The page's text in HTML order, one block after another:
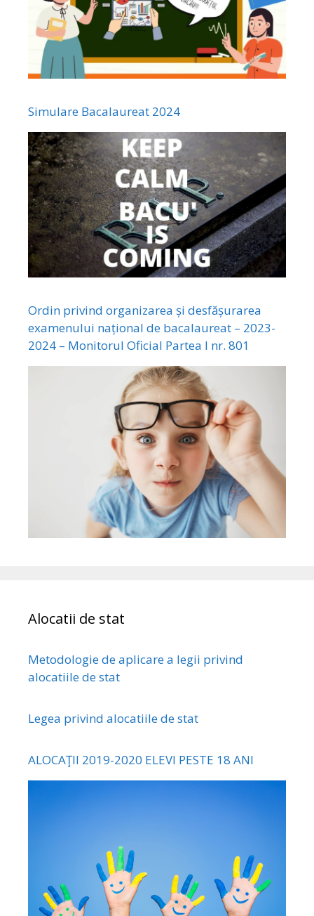
Simulare Bacalaureat 2024
Ordin privind organizarea și desfășurarea
examenului național de bacalaureat – 2023-
2024 – Monitorul Oficial Partea I nr. 801
Alocatii de stat
Metodologie de aplicare a legii privind
alocatiile de stat
Legea privind alocatiile de stat
ALOCAŢII 2019-2020 ELEVI PESTE 18 ANI